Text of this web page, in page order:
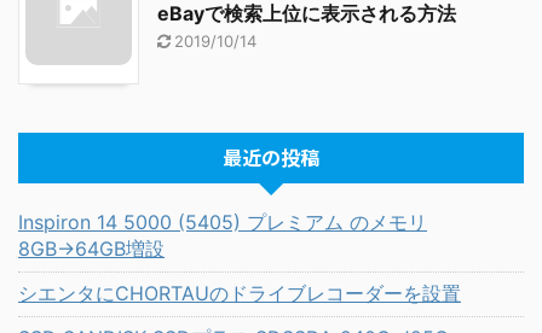
eBayで検索上位に表示される方法
2019/10/14
最近の投稿
Inspiron 14 5000 (5405) プレミアム のメモリ
8GB→64GB増設
シエンタにCHORTAUのドライブレコーダーを設置